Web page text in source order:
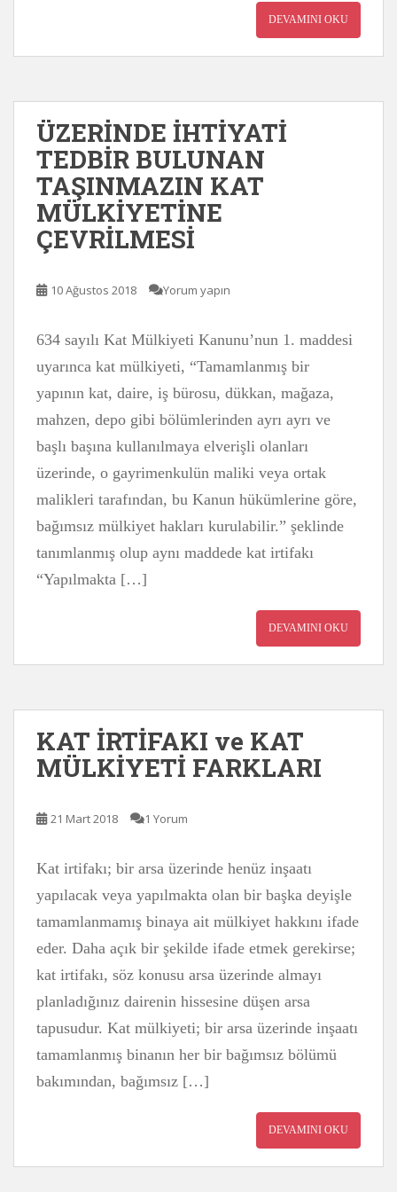
DEVAMINI OKU
ÜZERİNDE İHTİYATİ
TEDBİR BULUNAN
TAŞINMAZIN KAT
MÜLKİYETİNE
ÇEVRİLMESİ
10 Ağustos 2018 Yorum yapın
634 sayılı Kat Mülkiyeti Kanunu’nun 1. maddesi
uyarınca kat mülkiyeti, “Tamamlanmış bir
yapının kat, daire, iş bürosu, dükkan, mağaza,
mahzen, depo gibi bölümlerinden ayrı ayrı ve
başlı başına kullanılmaya elverişli olanları
üzerinde, o gayrimenkulün maliki veya ortak
malikleri tarafından, bu Kanun hükümlerine göre,
bağımsız mülkiyet hakları kurulabilir.” şeklinde
tanımlanmış olup aynı maddede kat irtifakı
“Yapılmakta […]
DEVAMINI OKU
KAT İRTİFAKI ve KAT
MÜLKİYETİ FARKLARI
21 Mart 2018 1 Yorum
Kat irtifakı; bir arsa üzerinde henüz inşaatı
yapılacak veya yapılmakta olan bir başka deyişle
tamamlanmamış binaya ait mülkiyet hakkını ifade
eder. Daha açık bir şekilde ifade etmek gerekirse;
kat irtifakı, söz konusu arsa üzerinde almayı
planladığınız dairenin hissesine düşen arsa
tapusudur. Kat mülkiyeti; bir arsa üzerinde inşaatı
tamamlanmış binanın her bir bağımsız bölümü
bakımından, bağımsız […]
DEVAMINI OKU